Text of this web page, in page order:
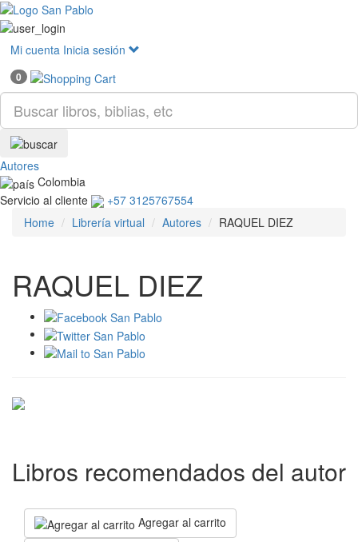
Mi cuenta Inicia sesión
0
Autores
Colombia
Servicio al cliente
+57 3125767554
Home
Librería virtual Autores RAQUEL DIEZ
RAQUEL DIEZ
Libros recomendados del autor
Agregar al carrito